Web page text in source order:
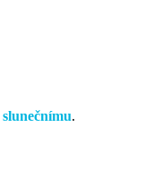
slunečnímu.